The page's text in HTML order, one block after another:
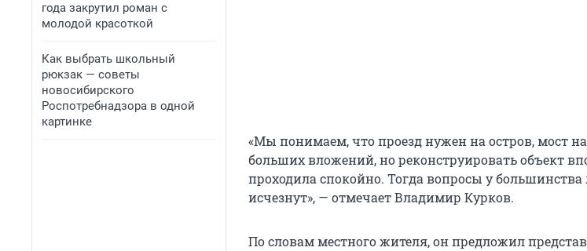
года закрутил роман с
молодой красоткой
Как выбрать школьный
рюкзак — советы
новосибирского
Роспотребнадзора в одной
картинке
«Мы понимаем, что проезд нужен на остров, мост
больших вложений, но реконструировать объект
проходила спокойно. Тогда вопросы у
исчезнут», — отмечает Владимир Курков.
По словам местного жителя, он предложил